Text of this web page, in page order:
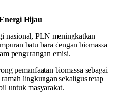
Hijau
nasional, PLN meningkatkan
batu bara dengan biomassa
pengurangan emisi.
pemanfaatan biomassa sebagai
lingkungan sekaligus tetap
untuk masyarakat.